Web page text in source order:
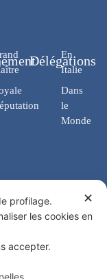
Délégations
En
Italie
Dans
le
Monde
(IT)
✕
profilage.
les cookies en
accepter.